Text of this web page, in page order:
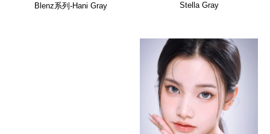
Blenz系列-Hani Gray Stella Gray